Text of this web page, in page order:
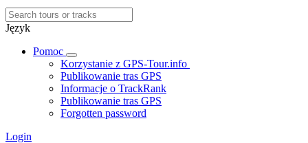
Język
Pomoc
Korzystanie z GPS-Tour.info
Publikowanie tras GPS
Informacje o TrackRank
Publikowanie tras GPS
Forgotten password
Login